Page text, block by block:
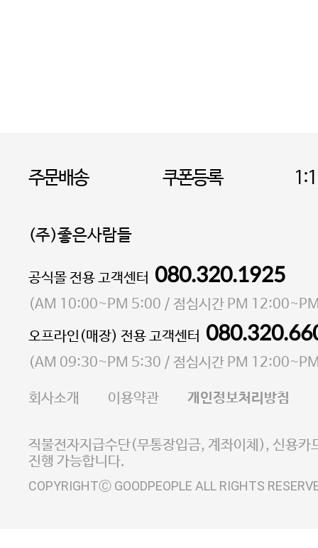
주문배송 쿠폰등록
(주)좋은사람들
대표 이성현,박영환| 개인정보관리책임자 김상현
소재지 서울특별시 마포구 마포대로4다길 41 마포
통신판매업 신고번호 2023-서울마포-3931호
사업자등록번호 105-81-58242
E-MAIL goodpeople@gpin.co.kr
사업자정보확인
이니시스 에스크로 서비
공식몰 전용 고객센터 080.320.1925
(AM 10:00~PM 5:00 / 점심시간 PM
오프라인(매장) 전용 고객센터
(AM 09:30~PM 5:30 / 점심시간 PM
회사소개 이용약관 개인정보처리방침
직불전자지급수단(무통장입금, 계좌이체), 신용카
진행 가능합니다.
COPYRIGHTⒸ GOODPEOPLE ALL RIGHTS